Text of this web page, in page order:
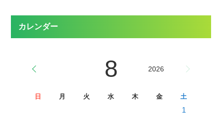
カレンダー
8 2026
日 月 火 水 木 金 土
1